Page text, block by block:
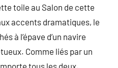
toile au Salon de cette
accents dramatiques, le
à l’épave d’un navire
Comme liés par un
tous les deux.